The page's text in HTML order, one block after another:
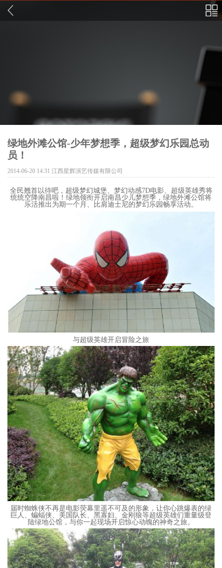
绿地外滩公馆-少年梦想季，超级梦幻乐园总动
员！
2014-06-20 14:31 江西星辉演艺传媒有限公司
全民翘首以待吧，超级梦幻城堡、梦幻动感7D电影、超级英雄秀将
统统空降南昌啦！绿地领衔开启南昌少儿梦想季，绿地外滩公馆将
乐活推出为期一个月、比肩迪士尼的梦幻乐园畅享活动。
与超级英雄开启冒险之旅
届时蜘蛛侠不再是电影荧幕里遥不可及的形象，让你心跳爆表的绿
巨人、蝙蝠侠、美国队长、黑寡妇、金刚狼等超级英雄们重量级登
陆绿地公馆，与你一起现场开启惊心动魄的神奇之旅。